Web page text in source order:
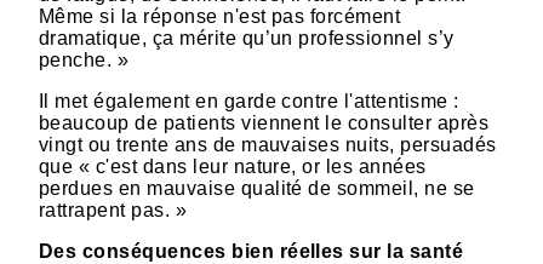
Même si la réponse n'est pas forcément
dramatique, ça mérite qu’un professionnel s’y
penche. »
Il met également en garde contre l'attentisme :
beaucoup de patients viennent le consulter après
vingt ou trente ans de mauvaises nuits, persuadés
que « c'est dans leur nature, or les années
perdues en mauvaise qualité de sommeil, ne se
rattrapent pas. »
Des conséquences bien réelles sur la santé